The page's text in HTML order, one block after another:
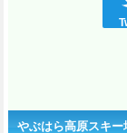
やぶはら高原スキー